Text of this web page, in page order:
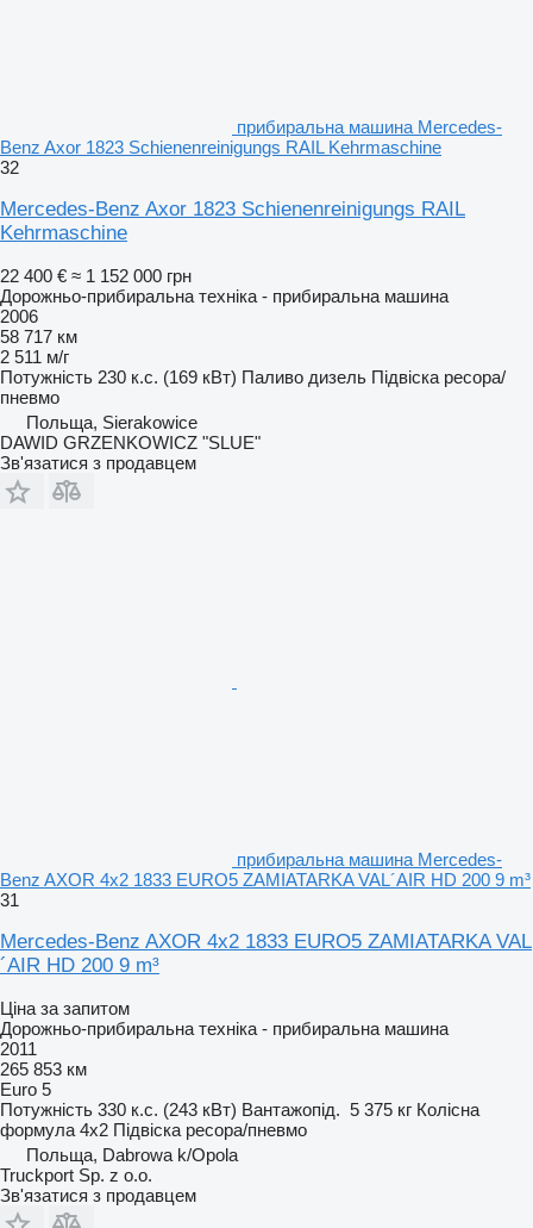
прибиральна машина Mercedes-
Benz Axor 1823 Schienenreinigungs RAIL Kehrmaschine
32
Mercedes-Benz Axor 1823 Schienenreinigungs RAIL
Kehrmaschine
22 400 € ≈ 1 152 000 грн
Дорожньо-прибиральна техніка - прибиральна машина
2006
58 717 км
2 511 м/г
Потужність 230 к.с. (169 кВт) Паливо дизель Підвіска ресора/
пневмо
Польща, Sierakowice
DAWID GRZENKOWICZ "SLUE"
Зв'язатися з продавцем
прибиральна машина Mercedes-
Benz AXOR 4x2 1833 EURO5 ZAMIATARKA VAL´AIR HD 200 9 m³
31
Mercedes-Benz AXOR 4x2 1833 EURO5 ZAMIATARKA VAL
´AIR HD 200 9 m³
Ціна за запитом
Дорожньо-прибиральна техніка - прибиральна машина
2011
265 853 км
Euro 5
Потужність 330 к.с. (243 кВт) Вантажопід. 5 375 кг Колісна
формула 4x2 Підвіска ресора/пневмо
Польща, Dabrowa k/Opola
Truckport Sp. z o.o.
Зв'язатися з продавцем